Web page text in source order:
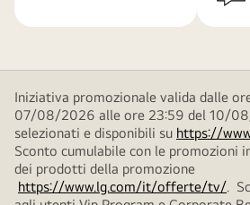
Iniziativa promozionale valida dalle
07/08/2026 alle ore 23:59 del 10/
selezionati e disponibili su https://
Sconto cumulabile con le promozioni
dei prodotti della promozione
https://www.lg.com/it/offerte/tv/.